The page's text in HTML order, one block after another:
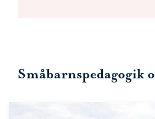
Småbarnspedagogik